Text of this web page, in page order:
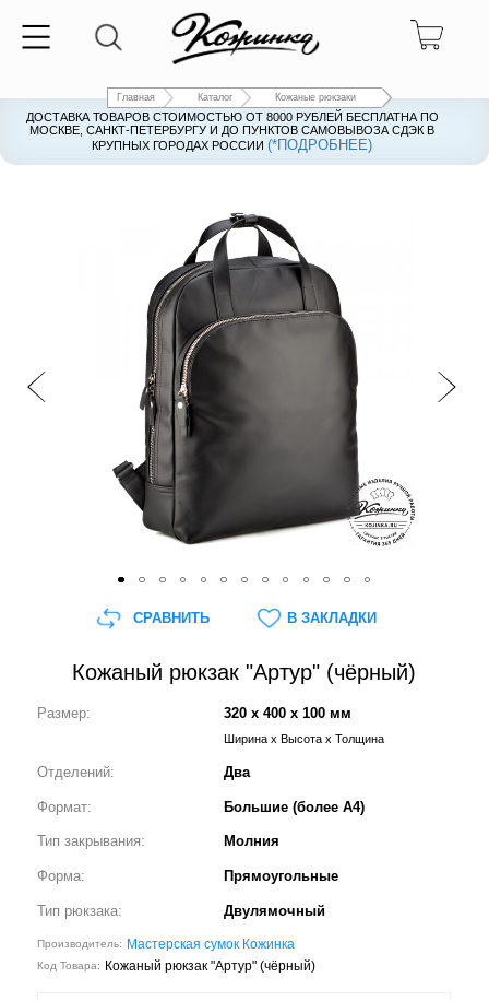
Главная Каталог Кожаные рюкзаки
ДОСТАВКА ТОВАРОВ СТОИМОСТЬЮ ОТ 8000 РУБЛЕЙ БЕСПЛАТНА ПО
МОСКВЕ, САНКТ-ПЕТЕРБУРГУ И ДО ПУНКТОВ САМОВЫВОЗА СДЭК В
КРУПНЫХ ГОРОДАХ РОССИИ(*ПОДРОБНЕЕ)
ДОСТАВКА ТОВАРОВ СТОИМОСТЬЮ ОТ 8000 РУБЛЕЙ БЕСПЛАТНА ПО
МОСКВЕ, САНКТ-ПЕТЕРБУРГУ И ДО ПУНКТОВ САМОВЫВОЗА СДЭК В
КРУПНЫХ ГОРОДАХ РОССИИ(*ПОДРОБНЕЕ)
Кожаный рюкзак "Артур" (чёрный)
Размер: 320 x 400 x 100 мм
Ширина x Высота x Толщина
Отделений: Два
Формат: Большие (более А4)
Тип закрывания: Молния
Форма: Прямоугольные
Тип рюкзака: Двулямочный
Производитель: Мастерская сумок Кожинка
Код Товара: Кожаный рюкзак "Артур" (чёрный)
СРАВНИТЬ В ЗАКЛАДКИ